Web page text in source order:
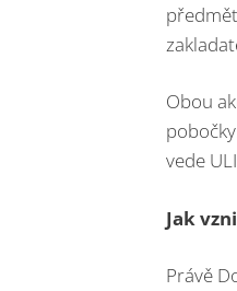
Obou
vede
Jak
Právě